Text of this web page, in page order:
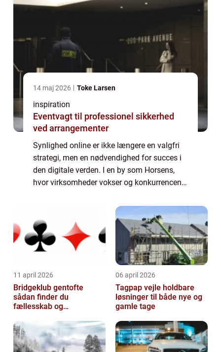
14 maj 2026 Toke Larsen
inspiration
Eventvagt til professionel sikkerhed
ved arrangementer
Synlighed online er ikke længere en valgfri
strategi, men en nødvendighed for succes i
den digitale verden. I en by som Horsens,
hvor virksomheder vokser og konkurrencen
11 april 2026
Bridgeklub gentofte
sådan finder du
fællesskab og
06 april 2026
Tagpap vejle holdbare
løsninger til både nye og
gamle tage